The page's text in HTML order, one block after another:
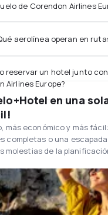
de Corendon Airlines
aerolínea operan en
reservar un hotel junto
Airlines Europe?
en una
más económico y más
completas o una
molestias de la